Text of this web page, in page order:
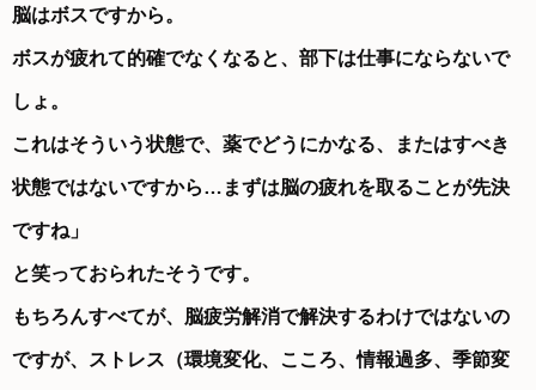
脳はボスですから。
ボスが疲れて的確でなくなると、部下は仕事にならないで
しょ。
これはそういう状態で、薬でどうにかなる、またはすべき
状態ではないですから…まずは脳の疲れを取ることが先決
ですね」
と笑っておられたそうです。
もちろんすべてが、脳疲労解消で解決するわけではないの
ですが、ストレス（環境変化、こころ、情報過多、季節変